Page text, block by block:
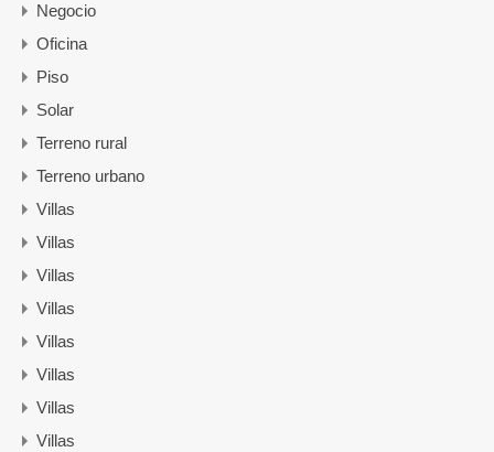
Negocio
Oficina
Piso
Solar
Terreno rural
Terreno urbano
Villas
Villas
Villas
Villas
Villas
Villas
Villas
Villas